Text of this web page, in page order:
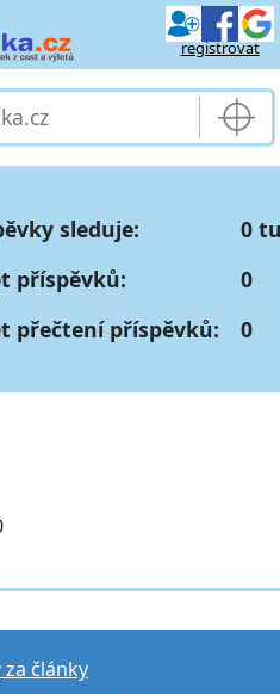
registrovat
sleduje:
0
příspěvků:
0
přečtení příspěvků:
0
články